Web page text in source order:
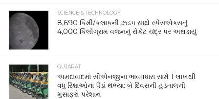
SCIENCE & TECHNOLOGY
8,690 કિમી/કલાકની ઝડપ સાથે સ્પેસએક્સનું
4,000 કિલોગ્રામ વજનનું રોકેટ ચંદ્ર પર અથડાયું
GUJARAT
અમદાવાદમાં સીએનજીના ભાવવધારા સામે 1 લાખથી
વધુ રિક્ષાઓના પૈડાં થંભ્યા: બે દિવસની હડતાલની
મુસાફરો પરેશાન